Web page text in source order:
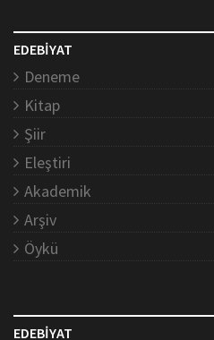
EDEBİYAT
Deneme
Kitap
Şiir
Eleştiri
Akademik
Arşiv
Öykü
EDEBİYAT